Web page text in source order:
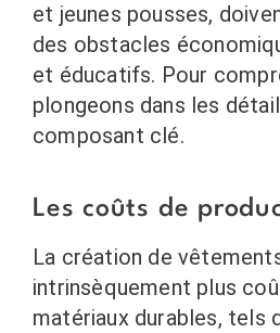
et jeunes pousses,
des obstacles
et éducatifs. Pour
plongeons dans les
composant clé.
Les coûts de
La création de
intrinsèquement plus
matériaux durables, tels